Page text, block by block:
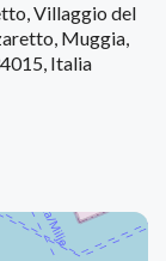
Villaggio del
Muggia,
Italia